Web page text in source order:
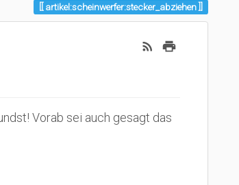
artikel:scheinwerfer:stecker_abziehen
Vorab sei auch gesagt das